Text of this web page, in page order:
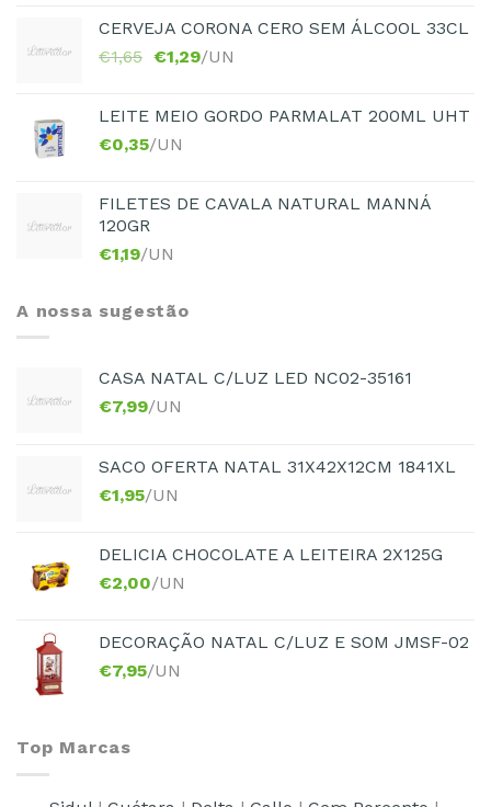
CERVEJA CORONA CERO SEM ÁLCOOL 33CL
€1,65 €1,29/UN
LEITE MEIO GORDO PARMALAT 200ML UHT
€0,35/UN
FILETES DE CAVALA NATURAL MANNÁ
120GR
€1,19/UN
A nossa sugestão
CASA NATAL C/LUZ LED NC02-35161
€7,99/UN
SACO OFERTA NATAL 31X42X12CM 1841XL
€1,95/UN
DELICIA CHOCOLATE A LEITEIRA 2X125G
€2,00/UN
DECORAÇÃO NATAL C/LUZ E SOM JMSF-02
€7,95/UN
Top Marcas